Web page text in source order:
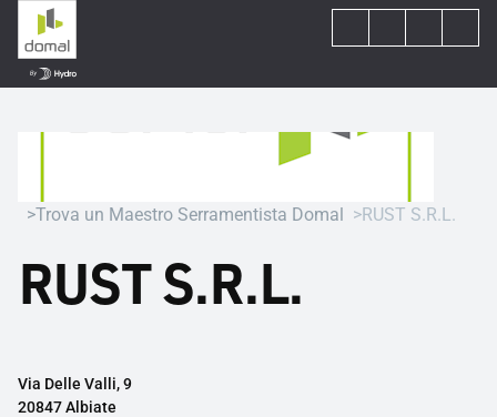
Trova un Maestro Serramentista Domal RUST S.R.L.
RUST S.R.L.
Via Delle Valli, 9
20847 Albiate